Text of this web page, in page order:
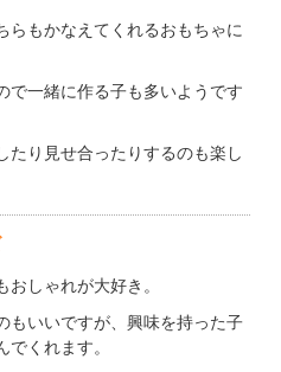
らもかなえてくれるおもちゃに
で一緒に作る子も多いようです
たり見せ合ったりするのも楽し
しゃれが大好き。
もいいですが、興味を持った子
くれます。